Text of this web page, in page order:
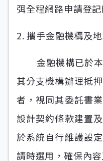
弭全程網路申請登記
2. 攜手金融機構及
金融機構已於本
其分支機構辦理抵
者，視同其委託書
設計契約條款建置
於系統自行維護設
請時選用，確保內容